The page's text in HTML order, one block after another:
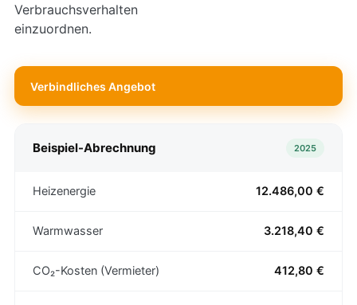
Verbrauchsverhalten
einzuordnen.
Verbindliches Angebot
Beispiel-Abrechnung 2025
Heizenergie 12.486,00 €
Warmwasser 3.218,40 €
CO₂-Kosten (Vermieter) 412,80 €